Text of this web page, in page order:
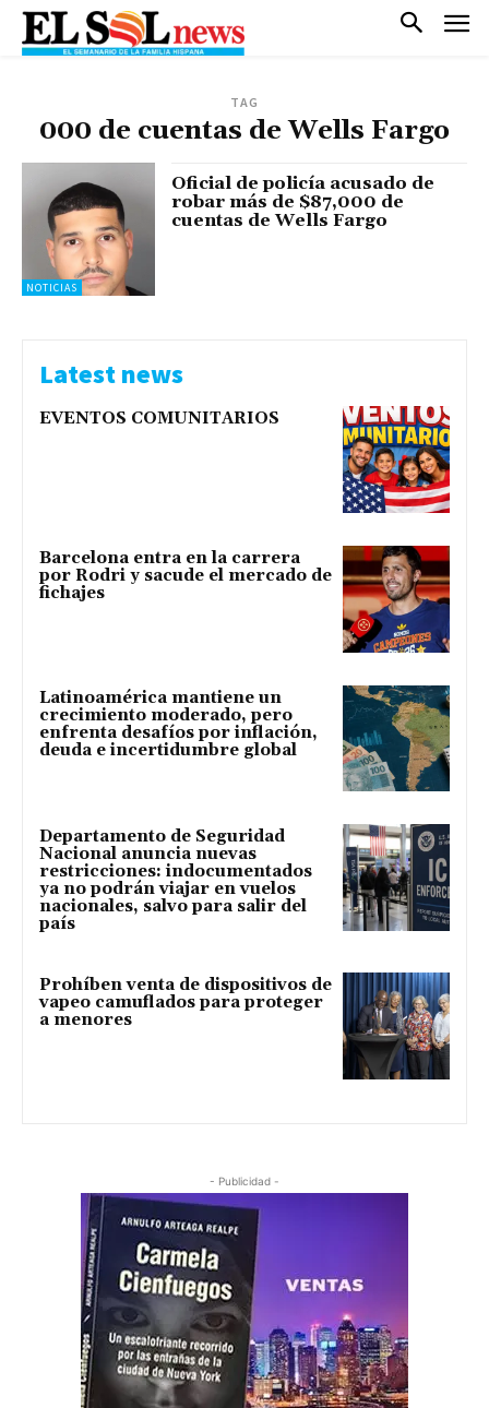
TAG
000 de cuentas de Wells Fargo
NOTICIAS
Oficial de policía acusado de
robar más de $87,000 de
cuentas de Wells Fargo
Latest news
EVENTOS COMUNITARIOS
Barcelona entra en la carrera
por Rodri y sacude el mercado de
fichajes
Latinoamérica mantiene un
crecimiento moderado, pero
enfrenta desafíos por inflación,
deuda e incertidumbre global
Departamento de Seguridad
Nacional anuncia nuevas
restricciones: indocumentados
ya no podrán viajar en vuelos
nacionales, salvo para salir del
país
Prohíben venta de dispositivos de
vapeo camuflados para proteger
a menores
- Publicidad -